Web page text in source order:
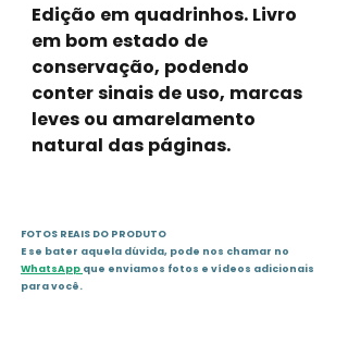
Edição em quadrinhos. Livro
em bom estado de
conservação, podendo
conter sinais de uso, marcas
leves ou amarelamento
natural das páginas.
FOTOS REAIS DO PRODUTO
E se bater aquela dúvida, pode nos chamar no
WhatsApp que enviamos fotos e vídeos adicionais
para você.